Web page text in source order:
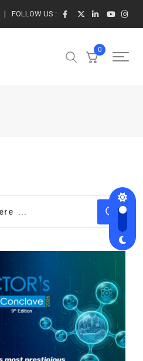
FOLLOW US :
0